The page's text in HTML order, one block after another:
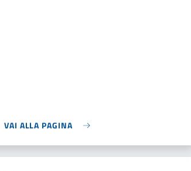
VAI ALLA PAGINA